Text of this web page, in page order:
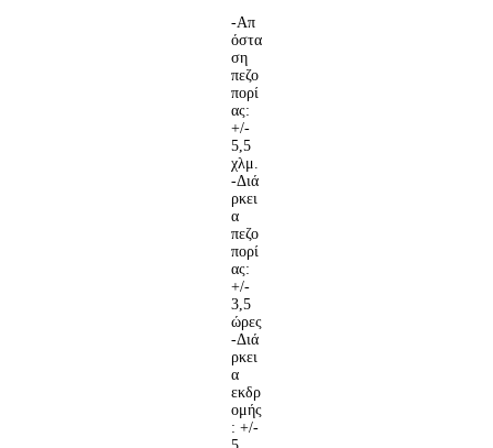
-Απ
όστα
ση
πεζο
πορί
ας:
+/-
5,5
χλμ.
-Διά
ρκει
α
πεζο
πορί
ας:
+/-
3,5
ώρες
-Διά
ρκει
α
εκδρ
ομής
: +/-